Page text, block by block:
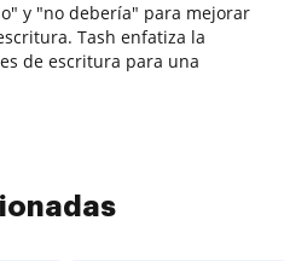
y "no debería" para mejorar
Tash enfatiza la
de escritura para una